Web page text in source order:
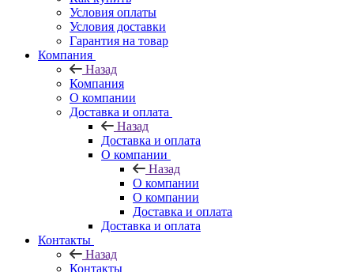
Условия оплаты
Условия доставки
Гарантия на товар
Компания
Назад
Компания
О компании
Доставка и оплата
Назад
Доставка и оплата
О компании
Назад
О компании
О компании
Доставка и оплата
Доставка и оплата
Контакты
Назад
Контакты